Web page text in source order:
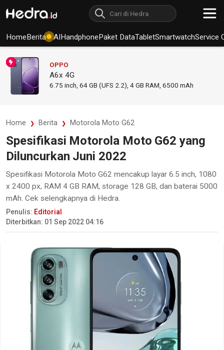
HomeBerita AIHandphonePaket DataTabletSmartwatchService
OPPO
A6x 4G
6.75 inch, 64 GB (UFS 2.2), 4 GB RAM 6500 mAh
Home Berita Motorola Moto G62
Spesifikasi Motorola Moto G62 yang
Diluncurkan Juni 2022
Spesifikasi Motorola Moto G62 mencakup layar 6.5 inch, 1080
x 2400 px, RAM 4 GB RAM, storage 128 GB, dan baterai 5000
mAh. Cek selengkapnya di Hedra.
Penulis: Editorial
Diterbitkan: 01 Sep 2022 04:16